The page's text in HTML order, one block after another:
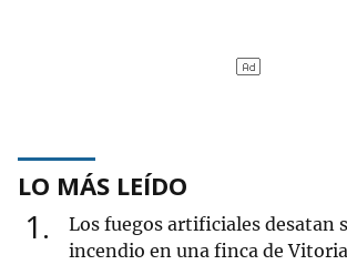
LO MÁS LEÍDO
1
Los fuegos artificiales desatan
incendio en una finca de Vitoria